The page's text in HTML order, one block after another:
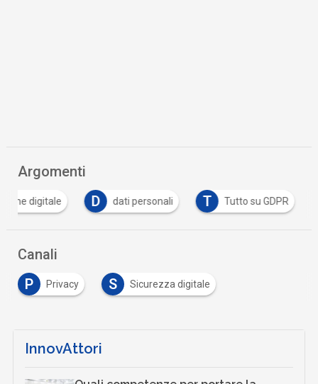
Argomenti
digitale D dati personali T Tutto su GDPR
Canali
P
Privacy S Sicurezza digitale
InnovAttori